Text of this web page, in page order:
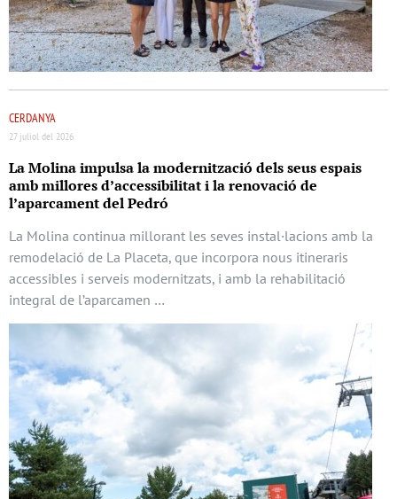
CERDANYA
27 juliol del 2026
La Molina impulsa la modernització dels seus espais
amb millores d’accessibilitat i la renovació de
l’aparcament del Pedró
La Molina continua millorant les seves instal·lacions amb la
remodelació de La Placeta, que incorpora nous itineraris
accessibles i serveis modernitzats, i amb la rehabilitació
integral de l’aparcamen …